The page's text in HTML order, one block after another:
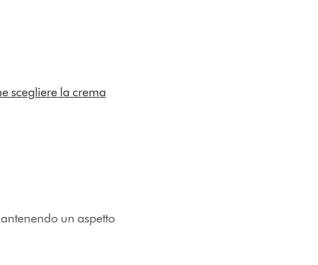
scegliere la crema
un aspetto